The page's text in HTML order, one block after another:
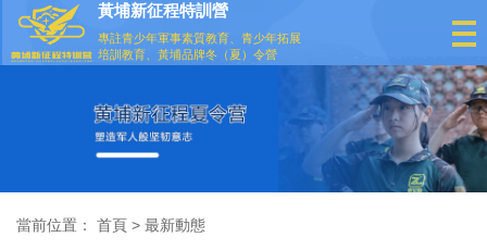
黃埔新征程特訓營
專註青少年軍事素質教育、青少年拓展
培訓教育、黃埔品牌冬（夏）令營
當前位置： 首頁 > 最新動態